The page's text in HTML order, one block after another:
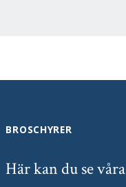
BROSCHYRER
Här kan du se våra